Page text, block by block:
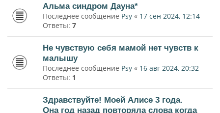
Альма синдром Дауна*
Последнее сообщение Psy « 17 сен 2024, 12:14
Ответы: 7
Не чувствую себя мамой нет чувств к
малышу
Последнее сообщение Psy « 16 авг 2024, 20:32
Ответы: 1
Здравствуйте! Моей Алисе 3 года.
Она год назад повторяла слова когда